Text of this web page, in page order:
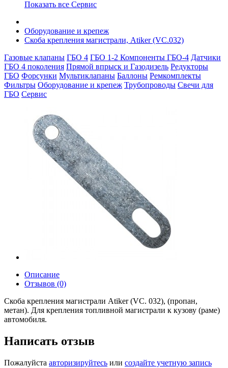
Показать все Сервис
Оборудование и крепеж
Скоба крепления магистрали, Atiker (VC.032)
Газовые клапаны ГБО 4 ГБО 1-2 Компоненты ГБО-4 Датчики
ГБО 4 поколения Прямой впрыск и Газодизель Редукторы
ГБО Форсунки Мультиклапаны Баллоны Ремкомплекты
Фильтры Оборудование и крепеж Трубопроводы Свечи для
ГБО Сервис
Описание
Отзывов (0)
Скоба крепления магистрали Atiker (VC. 032), (пропан,
метан). Для крепления топливной магистрали к кузову (раме)
автомобиля.
Написать отзыв
Пожалуйста авторизируйтесь или создайте учетную запись